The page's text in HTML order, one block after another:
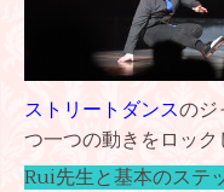
ストリートダンスのジ
つ一つの動きをロック
Rui先生と基本のステ